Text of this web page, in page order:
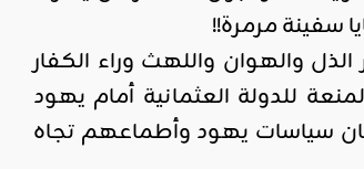
والهوان واللهث وراء الكفار
للدولة العثمانية أمام يهود
سياسات يهود وأطماعهم تجاه